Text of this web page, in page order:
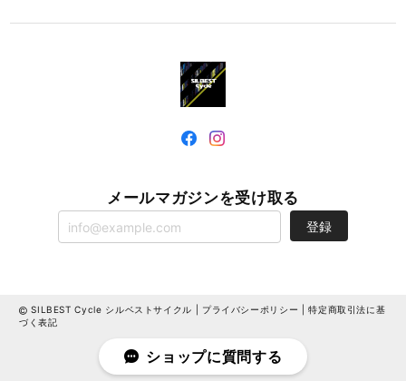
メールマガジンを受け取る
登録
SILBEST Cycle シルベストサイクル | プライバシーポリシー |特定商取引法に基
づく表記
ショップに質問する